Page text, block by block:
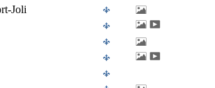
Joli